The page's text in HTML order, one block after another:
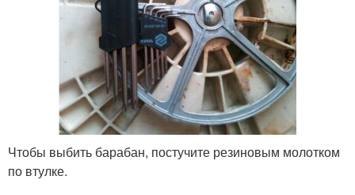
Чтобы выбить барабан, постучите резиновым молотком
по втулке.